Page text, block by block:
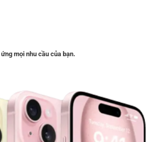
mọi nhu cầu của bạn.